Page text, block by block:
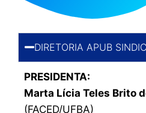
DIRETORIA APUB
PRESIDENTA:
Marta Lícia Teles Brito
(FACED/UFBA)